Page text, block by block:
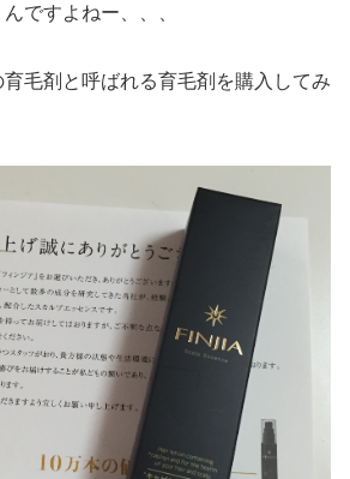
ですよねー、、、
毛剤と呼ばれる育毛剤を購入してみ